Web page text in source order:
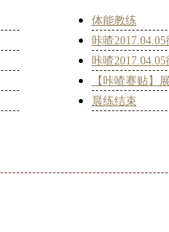
体能教练
咔喳
咔喳
【咔喳赛贴】
晨练结束